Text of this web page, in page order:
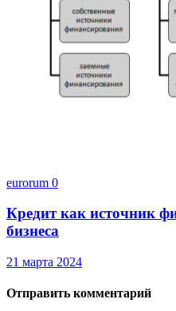
eurorum 0
Кредит как источник
бизнеса
21 марта 2024
Отправить комментарий